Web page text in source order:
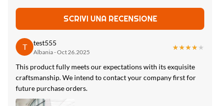
Imballato da cartone e pallet
Design:
High Light:
Cartone di fibra di bambù del carbone del PVC del grano di
legno
SCRIVI UNA RECENSIONE
T test555
Albania - Oct 26.2025
★★★★★
★★★★★
This product fully meets our expectations with its exquisite
craftsmanship. We intend to contact your company first for
future purchase orders.